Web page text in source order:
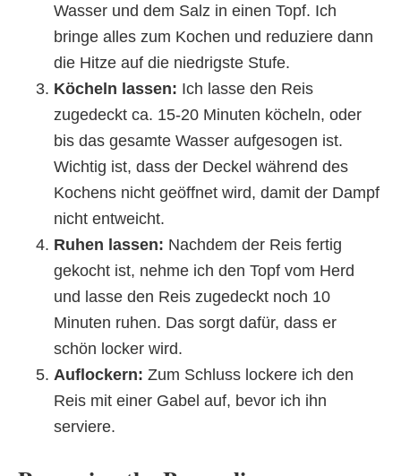
Wasser und dem Salz in einen Topf. Ich
bringe alles zum Kochen und reduziere dann
die Hitze auf die niedrigste Stufe.
Köcheln lassen: Ich lasse den Reis
zugedeckt ca. 15-20 Minuten köcheln, oder
bis das gesamte Wasser aufgesogen ist.
Wichtig ist, dass der Deckel während des
Kochens nicht geöffnet wird, damit der Dampf
nicht entweicht.
Ruhen lassen: Nachdem der Reis fertig
gekocht ist, nehme ich den Topf vom Herd
und lasse den Reis zugedeckt noch 10
Minuten ruhen. Das sorgt dafür, dass er
schön locker wird.
Auflockern: Zum Schluss lockere ich den
Reis mit einer Gabel auf, bevor ich ihn
serviere.